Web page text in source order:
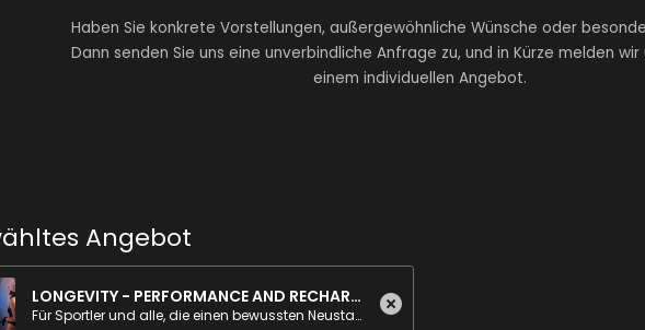
Haben Sie konkrete Vorstellungen, außergewöhnliche Wünsche oder
Dann senden Sie uns eine unverbindliche Anfrage zu, und in Kürze melden
einem individuellen Angebot.
Angebot
LONGEVITY - PERFORMANCE AND RECHARGE
Für Sportler und alle, die einen bewussten Neustart möchten. Dieses Paket setzt auf gezielte Regeneration und neue Energie für Körper und Geist.